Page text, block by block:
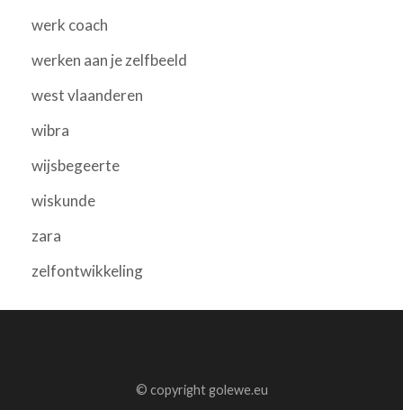
werk coach
werken aan je zelfbeeld
west vlaanderen
wibra
wijsbegeerte
wiskunde
zara
zelfontwikkeling
© copyright golewe.eu